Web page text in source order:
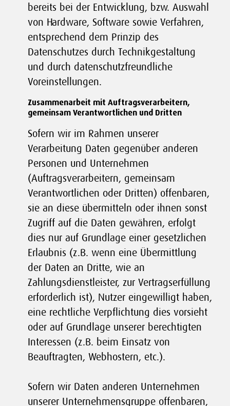
bereits bei der Entwicklung, bzw. Auswahl
von Hardware, Software sowie Verfahren,
entsprechend dem Prinzip des
Datenschutzes durch Technikgestaltung
und durch datenschutzfreundliche
Voreinstellungen.
Zusammenarbeit mit Auftragsverarbeitern,
gemeinsam Verantwortlichen und Dritten
Sofern wir im Rahmen unserer
Verarbeitung Daten gegenüber anderen
Personen und Unternehmen
(Auftragsverarbeitern, gemeinsam
Verantwortlichen oder Dritten) offenbaren,
sie an diese übermitteln oder ihnen sonst
Zugriff auf die Daten gewähren, erfolgt
dies nur auf Grundlage einer gesetzlichen
Erlaubnis (z.B. wenn eine Übermittlung
der Daten an Dritte, wie an
Zahlungsdienstleister, zur Vertragserfüllung
erforderlich ist), Nutzer eingewilligt haben,
eine rechtliche Verpflichtung dies vorsieht
oder auf Grundlage unserer berechtigten
Interessen (z.B. beim Einsatz von
Beauftragten, Webhostern, etc.).
Sofern wir Daten anderen Unternehmen
unserer Unternehmensgruppe offenbaren,